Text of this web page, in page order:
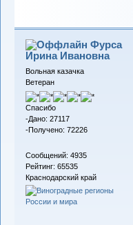
Фурса
Ирина Ивановна
Вольная казачка
Ветеран
Спасибо
-Дано: 27117
-Получено: 72226
Сообщений: 4935
Рейтинг: 65535
Краснодарский край